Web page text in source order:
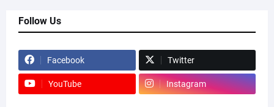
Follow Us
Facebook Twitter
YouTube Instagram